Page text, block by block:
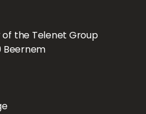
the Telenet Group
Beernem